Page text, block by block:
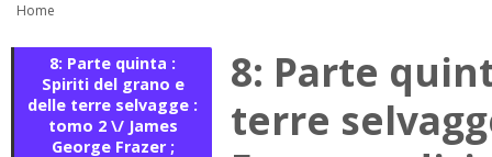
Home
8: Parte quinta :
Spiriti del grano e
delle terre selvagge :
tomo 2 \/ James
George Frazer ;
8: Parte
terre